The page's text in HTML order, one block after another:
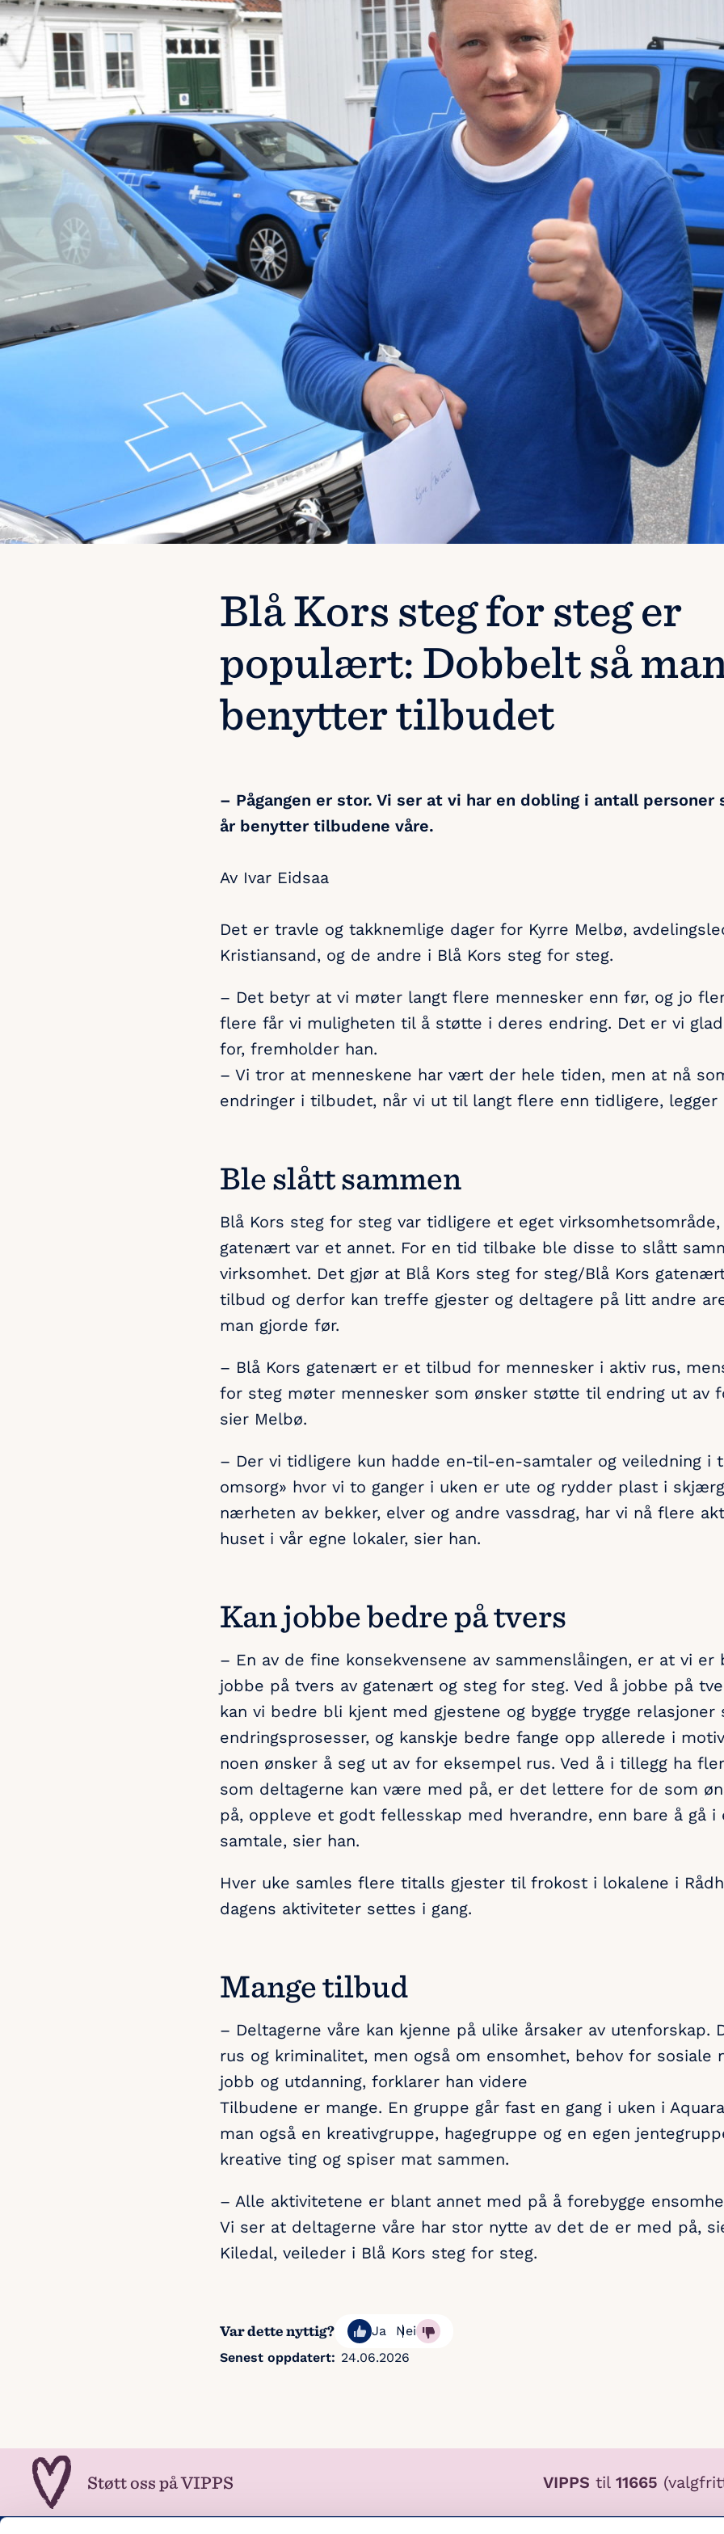
Blå Kors steg for steg er
populært: Dobbelt så
benytter tilbudet
– Pågangen er stor. Vi ser at vi har en dobling i antall
år benytter tilbudene våre.
Av Ivar Eidsaa
Det er travle og takknemlige dager for Kyrre Melbø,
Kristiansand, og de andre i Blå Kors steg for steg.
– Det betyr at vi møter langt flere mennesker enn før, og jo
flere får vi muligheten til å støtte i deres endring. Det er vi
for, fremholder han.
– Vi tror at menneskene har vært der hele tiden, men at nå
endringer i tilbudet, når vi ut til langt flere enn tidligere, legger
Ble slått sammen
Blå Kors steg for steg var tidligere et eget virksomhetsområde,
gatenært var et annet. For en tid tilbake ble disse to slått
virksomhet. Det gjør at Blå Kors steg for steg/Blå Kors
tilbud og derfor kan treffe gjester og deltagere på litt andre
man gjorde før.
– Blå Kors gatenært er et tilbud for mennesker i aktiv rus,
for steg møter mennesker som ønsker støtte til endring ut av
sier Melbø.
– Der vi tidligere kun hadde en-til-en-samtaler og veiledning i
omsorg» hvor vi to ganger i uken er ute og rydder plast i
nærheten av bekker, elver og andre vassdrag, har vi nå flere
huset i vår egne lokaler, sier han.
Kan jobbe bedre på tvers
– En av de fine konsekvensene av sammenslåingen, er at vi er
jobbe på tvers av gatenært og steg for steg. Ved å jobbe på
kan vi bedre bli kjent med gjestene og bygge trygge relasjoner
endringsprosesser, og kanskje bedre fange opp allerede i
noen ønsker å seg ut av for eksempel rus. Ved å i tillegg ha
som deltagerne kan være med på, er det lettere for de som
på, oppleve et godt fellesskap med hverandre, enn bare å gå
samtale, sier han.
Hver uke samles flere titalls gjester til frokost i lokalene i
dagens aktiviteter settes i gang.
Mange tilbud
– Deltagerne våre kan kjenne på ulike årsaker av utenforskap.
rus og kriminalitet, men også om ensomhet, behov for sosiale
jobb og utdanning, forklarer han videre
Tilbudene er mange. En gruppe går fast en gang i uken i
man også en kreativgruppe, hagegruppe og en egen
kreative ting og spiser mat sammen.
– Alle aktivitetene er blant annet med på å forebygge
Vi ser at deltagerne våre har stor nytte av det de er med på,
Kiledal, veileder i Blå Kors steg for steg.
Var dette nyttig? Ja
Nei
Senest oppdatert: 24.06.2026
Støtt oss på VIPPS VIPPS til 11665